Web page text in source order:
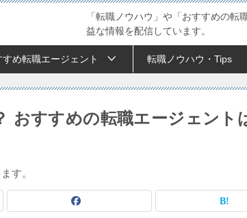
「転職ノウハウ」や「おすすめの
益な情報を配信しています。
すめ転職エージェント 転職ノウハウ・Tips
おすすめの転職エージェント
す。